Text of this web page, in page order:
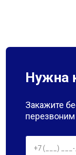
Нужна
Закажите